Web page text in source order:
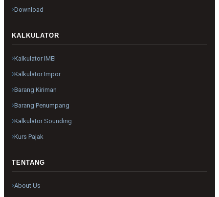
Download
KALKULATOR
Kalkulator IMEI
Kalkulator Impor
Barang Kiriman
Barang Penumpang
Kalkulator Sounding
Kurs Pajak
TENTANG
About Us